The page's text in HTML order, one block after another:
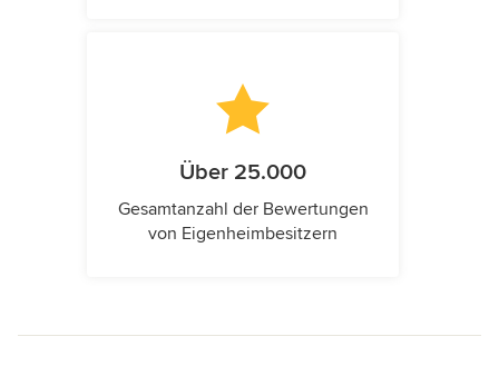
Über 25.000
Gesamtanzahl der Bewertungen
von Eigenheimbesitzern